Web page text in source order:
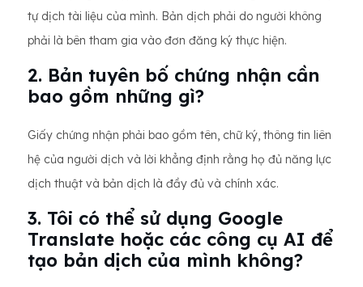
tự dịch tài liệu của mình. Bản dịch phải do người không
phải là bên tham gia vào đơn đăng ký thực hiện.
2. Bản tuyên bố chứng nhận cần
bao gồm những gì?
Giấy chứng nhận phải bao gồm tên, chữ ký, thông tin liên
hệ của người dịch và lời khẳng định rằng họ đủ năng lực
dịch thuật và bản dịch là đầy đủ và chính xác.
3. Tôi có thể sử dụng Google
Translate hoặc các công cụ AI để
tạo bản dịch của mình không?